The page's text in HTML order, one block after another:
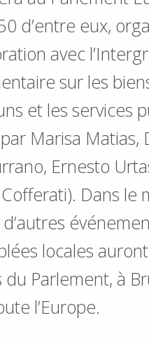
d’entre eux,
avec
sur les
et les services
Marisa Matias,
Ernesto
Dans le
locales
du Parlement, à
l’Europe.